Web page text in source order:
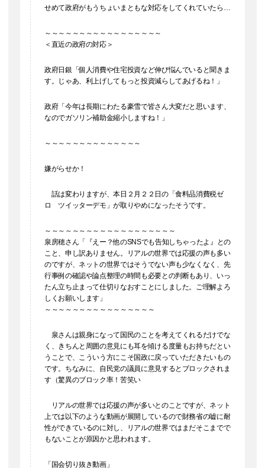
せめて政府がもうちょいまともな対応をしてくれていたら…
～～～～～～～～～～～～～～～～～
＜直近の政府の対応＞
政府日銀「個人消費や住宅投資など伸び悩んでいると聞きま
す。じゃあ、利上げしてもっと投資減らしてあげるね！」
政府「今年は長期にわたる豪雪で皆さん大変だと思います、
なのでガソリン補助金縮小しますね！」
～～～～～～～～～～～～～～
嫌がらせか！
話は変わりますが、本日２月２２日の「食料品消費税ゼ
ロ ツイッターデモ」が取りやめになったそうです。
～～～～～～～～～～～～～～～～～～～
泉房穂さん「『えー？他のSNSでも告知しちゃったよ』との
こと、申し訳ありません。リアルの世界では応援の声も多い
のですが、ネットの世界ではそうでない声も少なくなく、先
行事例の確認や論点整理の時間も必要との判断もあり、いっ
たん立ち止まって仕切りなおすことにしました。ご理解よろ
しくお願いします」
～～～～～～～～～～～～～～～～
泉さんは親身になって国民のことを考えてくれるだけでな
く、きちんと周囲の意見にも耳を傾ける度量もお持ちだとい
うことで、こういう方にこそ国政に戻っていただきたいもの
です。ちなみに、自民党の議員に意見するとブロックされま
す（驚異のブロック率！苦笑い
リアルの世界では応援の声が多いとのことですが、ネット
上では以下のような動画が展開しているので財務省の嘘に耐
性ができているのに対し、リアルの世界ではまだそこまでで
もないことが原因かと思われます。
「国会切り抜き動画」